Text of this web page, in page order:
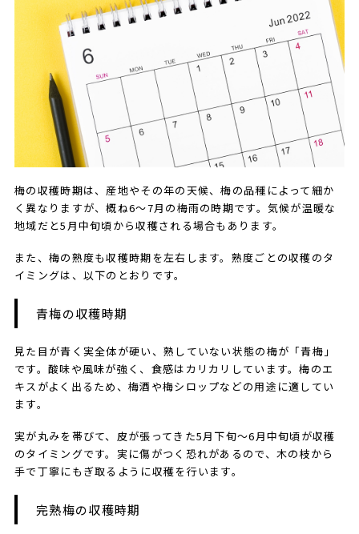
梅の収穫時期は、産地やその年の天候、梅の品種によって細か
く異なりますが、概ね6～7月の梅雨の時期です。気候が温暖な
地域だと5月中旬頃から収穫される場合もあります。
また、梅の熟度も収穫時期を左右します。熟度ごとの収穫のタ
イミングは、以下のとおりです。
青梅の収穫時期
見た目が青く実全体が硬い、熟していない状態の梅が「青梅」
です。酸味や風味が強く、食感はカリカリしています。梅のエ
キスがよく出るため、梅酒や梅シロップなどの用途に適してい
ます。
実が丸みを帯びて、皮が張ってきた5月下旬～6月中旬頃が収穫
のタイミングです。実に傷がつく恐れがあるので、木の枝から
手で丁寧にもぎ取るように収穫を行います。
完熟梅の収穫時期